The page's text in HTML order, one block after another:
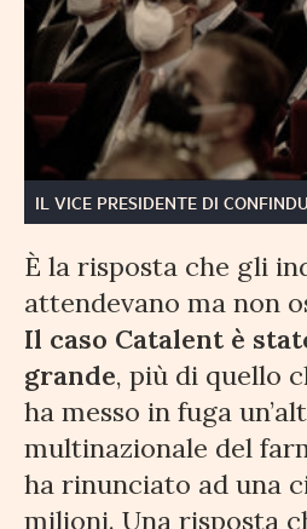
IL VICE PRESIDENTE DI
È la risposta che gli
attendevano ma non
Il caso Catalent è
grande, più di quello
ha messo in fuga
multinazionale del
ha rinunciato ad una
milioni. Una risposta